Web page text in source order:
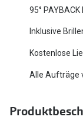
Oakley Meta
Brillentrends
Glasveredelungen
95°
Inklusive
Kostenlose
Alle Aufträge